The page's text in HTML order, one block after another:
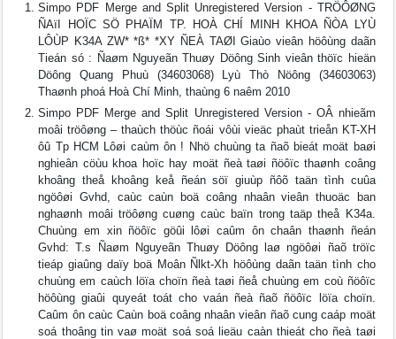
Simpo PDF Merge and Split Unregistered Version - TRÖÔØNG
ÑAïI HOÏC SÖ PHAÏM TP. HOÀ CHÍ MINH KHOA ÑÒA LYÙ
LÔÙP K34A ZW* *ß* *XY ÑEÀ TAØI Giaùo vieân höôùng daãn
Tieán só : Ñaøm Nguyeãn Thuøy Döông Sinh vieân thöïc hieän
Döông Quang Phuù (34603068) Lyù Thò Nöông (34603063)
Thaønh phoá Hoà Chí Minh, thaùng 6 naêm 2010
Simpo PDF Merge and Split Unregistered Version - OÂ nhieãm
moâi tröôøng – thaùch thöùc ñoái vôùi vieäc phaùt trieån KT-XH
ôû Tp HCM Lôøi caùm ôn ! Nhö chuùng ta ñaõ bieát moät baøi
nghieân cöùu khoa hoïc hay moät ñeà taøi ñöôïc thaønh coâng
khoâng theå khoâng keå ñeán söï giuùp ñôõ taän tình cuûa
ngöôøi Gvhd, caùc caùn boä coâng nhaân vieân thuoäc ban
nghaønh moâi tröôøng cuøng caùc baïn trong taäp theå K34a.
Chuùng em xin ñöôïc göûi lôøi caûm ôn chaân thaønh ñeán
Gvhd: T.s Ñaøm Nguyeãn Thuøy Döông laø ngöôøi ñaõ tröïc
tieáp giaûng daïy boä Moân Ñlkt-Xh höôùng daãn taän tình cho
chuùng em caùch löïa choïn ñeà taøi ñeå chuùng em coù ñöôïc
höôùng giaûi quyeát toát cho vaán ñeà ñaõ ñöôïc löïa choïn.
Caûm ôn caùc Caùn boä coâng nhaân vieân ñaõ cung caáp moät
soá thoâng tin vaø moät soá soá lieäu caàn thieát cho ñeà taøi